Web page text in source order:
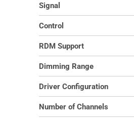
Signal
Control
RDM Support
Dimming Range
Driver Configuration
Number of Channels